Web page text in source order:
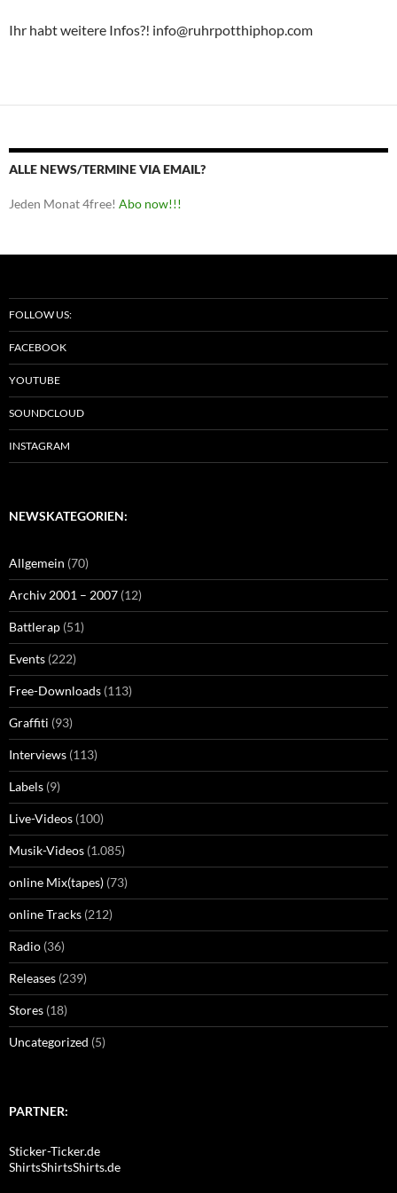
Ihr habt weitere Infos?! info@ruhrpotthiphop.com
ALLE NEWS/TERMINE VIA EMAIL?
Jeden Monat 4free! Abo now!!!
FOLLOW US:
FACEBOOK
YOUTUBE
SOUNDCLOUD
INSTAGRAM
NEWSKATEGORIEN:
Allgemein (70)
Archiv 2001 – 2007 (12)
Battlerap (51)
Events (222)
Free-Downloads (113)
Graffiti (93)
Interviews (113)
Labels (9)
Live-Videos (100)
Musik-Videos (1.085)
online Mix(tapes) (73)
online Tracks (212)
Radio (36)
Releases (239)
Stores (18)
Uncategorized (5)
PARTNER:
Sticker-Ticker.de
ShirtsShirtsShirts.de